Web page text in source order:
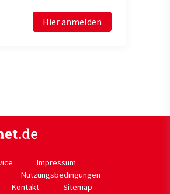
Hier anmelden
Impressum
Nutzungsbedingungen
Kontakt
Sitemap